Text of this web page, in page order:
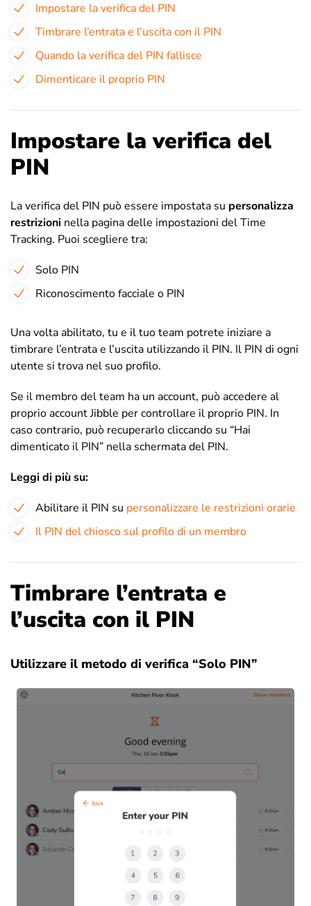
Impostare la verifica del PIN
Timbrare l’entrata e l’uscita con il PIN
Quando la verifica del PIN fallisce
Dimenticare il proprio PIN
Impostare la verifica del
PIN
La verifica del PIN può essere impostata su personalizza
restrizioni nella pagina delle impostazioni del Time
Tracking. Puoi scegliere tra:
Solo PIN
Riconoscimento facciale o PIN
Una volta abilitato, tu e il tuo team potrete iniziare a
timbrare l’entrata e l’uscita utilizzando il PIN. Il PIN di ogni
utente si trova nel suo profilo.
Se il membro del team ha un account, può accedere al
proprio account Jibble per controllare il proprio PIN. In
caso contrario, può recuperarlo cliccando su “Hai
dimenticato il PIN” nella schermata del PIN.
Leggi di più su:
Abilitare il PIN su personalizzare le restrizioni orarie
Il PIN del chiosco sul profilo di un membro
Timbrare l’entrata e
l’uscita con il PIN
Utilizzare il metodo di verifica “Solo PIN”